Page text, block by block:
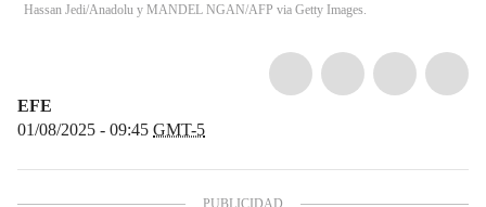
Hassan Jedi/Anadolu y MANDEL NGAN/AFP via Getty Images.
EFE
01/08/2025 - 09:45 GMT-5